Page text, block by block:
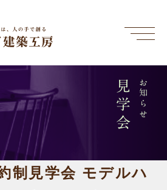
お知らせ
見学会
制見学会 モデルハ